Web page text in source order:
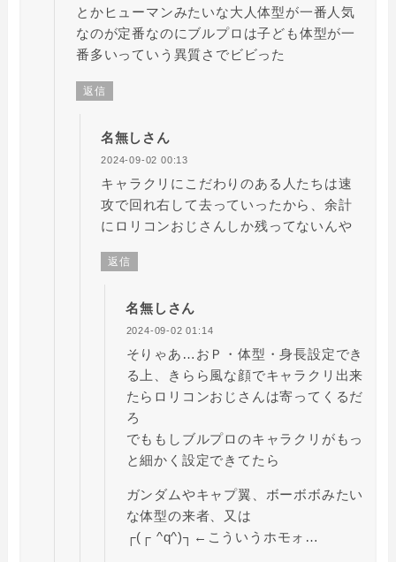
とかヒューマンみたいな大人体型が一番人気
なのが定番なのにブルプロは子ども体型が一
番多いっていう異質さでビビった
返信
名無しさん
2024-09-02 00:13
キャラクリにこだわりのある人たちは速
攻で回れ右して去っていったから、余計
にロリコンおじさんしか残ってないんや
返信
名無しさん
2024-09-02 01:14
そりゃあ…おＰ・体型・身長設定でき
る上、きらら風な顔でキャラクリ出来
たらロリコンおじさんは寄ってくるだ
ろ
でももしブルプロのキャラクリがもっ
と細かく設定できてたら
ガンダムやキャプ翼、ボーボボみたい
な体型の来者、又は
┌(┌ ^q^)┐←こういうホモォ…